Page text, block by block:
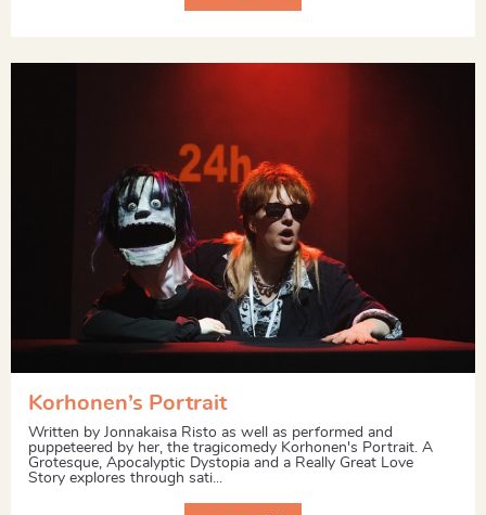
Korhonen’s Portrait
Written by Jonnakaisa Risto as well as performed and
puppeteered by her, the tragicomedy Korhonen's Portrait. A
Grotesque, Apocalyptic Dystopia and a Really Great Love
Story explores through sati...